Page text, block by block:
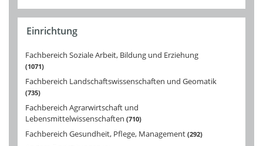
Einrichtung
Fachbereich Soziale Arbeit, Bildung und Erziehung
1071
Fachbereich Landschaftswissenschaften und Geomatik
735
Fachbereich Agrarwirtschaft und
Lebensmittelwissenschaften 710
Fachbereich Gesundheit, Pflege, Management 292